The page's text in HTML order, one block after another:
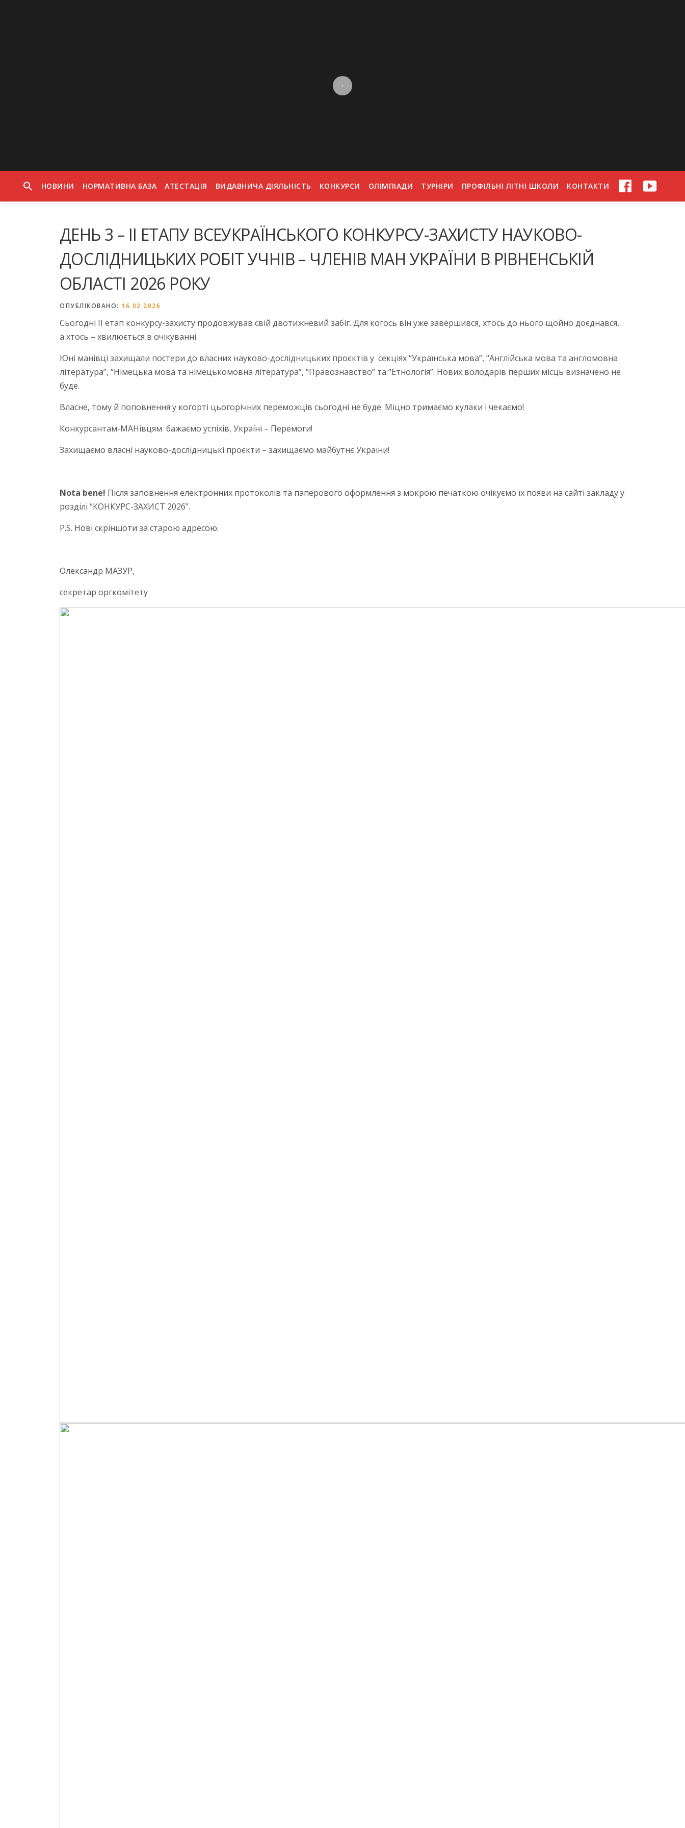
НОВИНИ НОРМАТИВНА БАЗА АТЕСТАЦІЯ ВИДАВНИЧА ДІЯЛЬНІСТЬ КОНКУРСИ ОЛІМПІАДИ ТУРНІРИ ПРОФІЛЬНІ ЛІТНІ ШКОЛИ КОНТАКТИ FACEBOOK
ДЕНЬ 3 – ІІ ЕТАПУ ВСЕУКРАЇНСЬКОГО КОНКУРСУ-ЗАХИСТУ НАУКОВО-
ДОСЛІДНИЦЬКИХ РОБІТ УЧНІВ – ЧЛЕНІВ МАН УКРАЇНИ В РІВНЕНСЬКІЙ
ОБЛАСТІ 2026 РОКУ
ОПУБЛІКОВАНО: 16.02.2026
Сьогодні ІІ етап конкурсу-захисту продовжував свій двотижневий забіг. Для когось він уже завершився, хтось до нього щойно доєднався,
а хтось – хвилюється в очікуванні.
Юні манівці захищали постери до власних науково-дослідницьких проєктів у секціях “Українська мова”, “Англійська мова та англомовна
література”, “Німецька мова та німецькомовна література”, “Правознавство” та “Етнологія”. Нових володарів перших місць визначено не
буде.
Власне, тому й поповнення у когорті цьогорічних переможців сьогодні не буде. Міцно тримаємо кулаки і чекаємо!
Конкурсантам-МАНівцям ­ бажаємо успіхів, Україні – Перемоги!
Захищаємо власні науково-дослідницькі проєкти – захищаємо майбутнє України!
Nota bene! Після заповнення електронних протоколів та паперового оформлення з мокрою печаткою очікуємо їх появи на сайті закладу у
розділі “КОНКУРС-ЗАХИСТ 2026”.
P.S. Нові скріншоти за старою адресою.
Олександр МАЗУР,
секретар оргкомітету